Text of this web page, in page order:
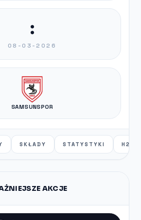
:
08-03-2026
SAMSUNSPOR
SKŁADY STATYSTYKI H2H
AKCJE